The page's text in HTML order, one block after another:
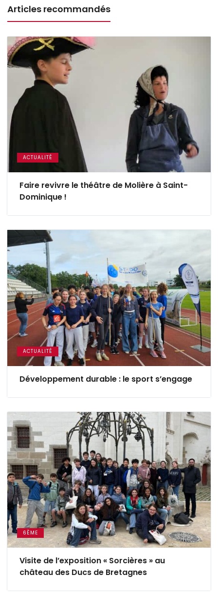
Articles recommandés
ACTUALITÉ
Faire revivre le théâtre de Molière à Saint-
Dominique !
ACTUALITÉ
Développement durable : le sport s’engage
6ÈME
Visite de l’exposition « Sorcières » au
château des Ducs de Bretagnes